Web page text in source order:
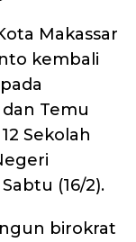
Makassar
kembali
Temu
Sekolah
(16/2).
birokrat